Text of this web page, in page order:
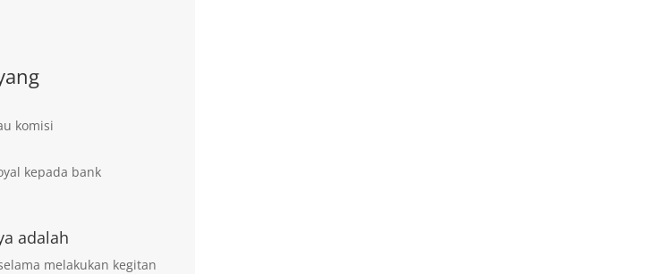
komisi
kepada bank
adalah
melakukan kegitan